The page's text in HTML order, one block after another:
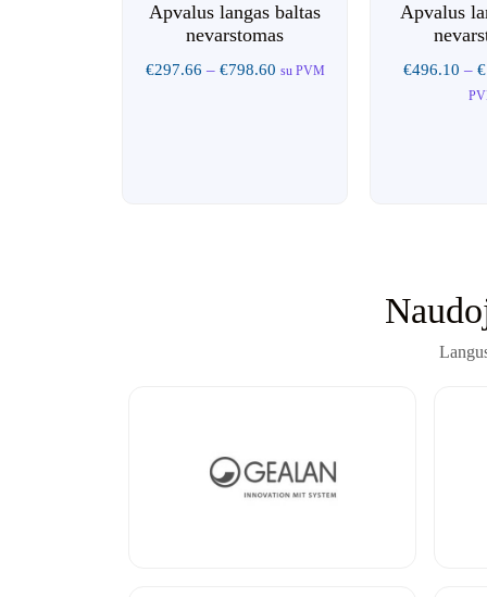
Apvalus langas baltas
nevarstomas
€297.66 – €798.60 su PVM
Apvalus
€496.10 – €